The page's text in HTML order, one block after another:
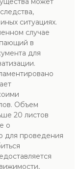
ситуациях.
случае
в
для
Объем
20 листов
о
для проведения